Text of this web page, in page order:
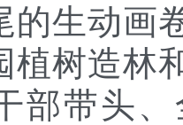
的生动画
植树造林
部带头